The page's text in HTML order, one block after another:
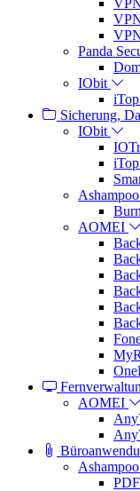
Panda
IObit
Sicherung,
IObit
Ashampoo
AOMEI
AOMEI
Ashampoo